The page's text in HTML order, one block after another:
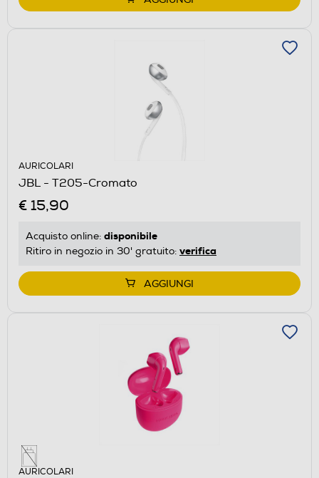
AURICOLARI
JBL - T205-Cromato
€ 15,90
Acquisto online: disponibile
Ritiro in negozio in 30' gratuito: verifica
AGGIUNGI
AURICOLARI